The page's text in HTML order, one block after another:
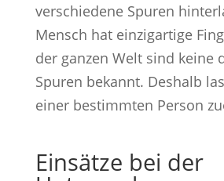
verschiedene Spuren
Mensch hat einzigartige
der ganzen Welt sind keine
Spuren bekannt. Deshalb
einer bestimmten Person
Einsätze bei der